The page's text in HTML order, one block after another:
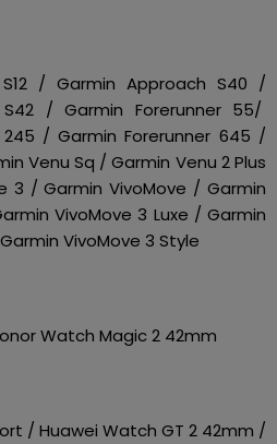
/ Garmin Approach S40 /
/ Garmin Forerunner 55/
245 / Garmin Forerunner 645 /
Venu Sq / Garmin Venu 2 Plus
3 / Garmin VivoMove / Garmin
VivoMove 3 Luxe / Garmin
VivoMove 3 Style
Watch Magic 2 42mm
/ Huawei Watch GT 2 42mm /